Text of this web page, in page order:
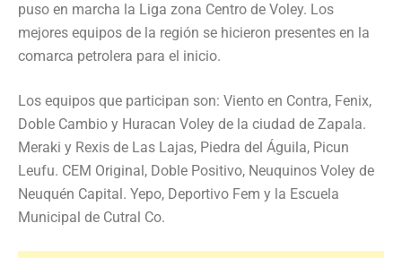
puso en marcha la Liga zona Centro de Voley. Los
mejores equipos de la región se hicieron presentes en la
comarca petrolera para el inicio.
Los equipos que participan son: Viento en Contra, Fenix,
Doble Cambio y Huracan Voley de la ciudad de Zapala.
Meraki y Rexis de Las Lajas, Piedra del Águila, Picun
Leufu. CEM Original, Doble Positivo, Neuquinos Voley de
Neuquén Capital. Yepo, Deportivo Fem y la Escuela
Municipal de Cutral Co.